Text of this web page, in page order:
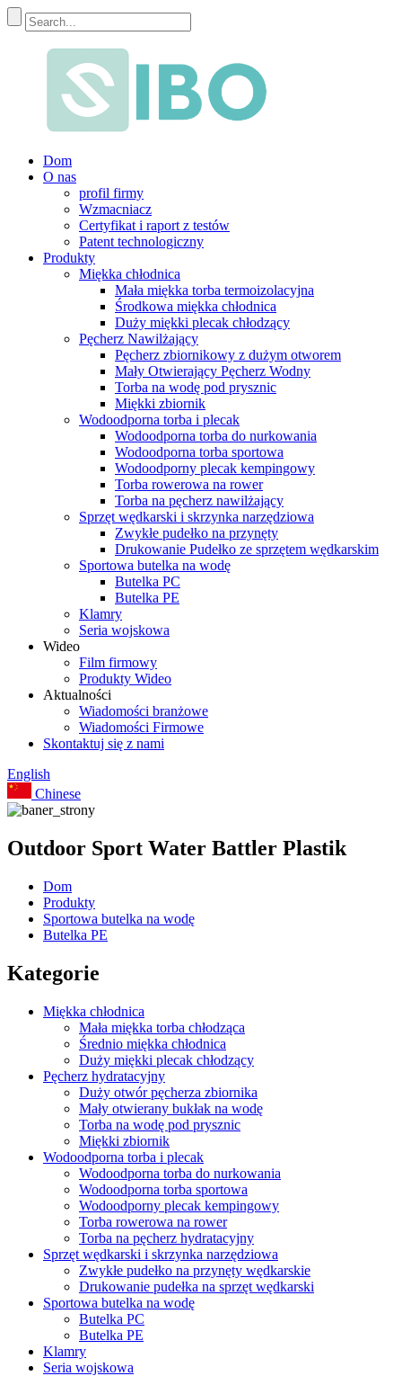
Dom
O nas
profil firmy
Wzmacniacz
Certyfikat i raport z testów
Patent technologiczny
Produkty
Miękka chłodnica
Mała miękka torba termoizolacyjna
Środkowa miękka chłodnica
Duży miękki plecak chłodzący
Pęcherz Nawilżający
Pęcherz zbiornikowy z dużym otworem
Mały Otwierający Pęcherz Wodny
Torba na wodę pod prysznic
Miękki zbiornik
Wodoodporna torba i plecak
Wodoodporna torba do nurkowania
Wodoodporna torba sportowa
Wodoodporny plecak kempingowy
Torba rowerowa na rower
Torba na pęcherz nawilżający
Sprzęt wędkarski i skrzynka narzędziowa
Zwykłe pudełko na przynęty
Drukowanie Pudełko ze sprzętem wędkarskim
Sportowa butelka na wodę
Butelka PC
Butelka PE
Klamry
Seria wojskowa
Wideo
Film firmowy
Produkty Wideo
Aktualności
Wiadomości branżowe
Wiadomości Firmowe
Skontaktuj się z nami
English
Chinese
Outdoor Sport Water Battler Plastik
Dom
Produkty
Sportowa butelka na wodę
Butelka PE
Kategorie
Miękka chłodnica
Mała miękka torba chłodząca
Średnio miękka chłodnica
Duży miękki plecak chłodzący
Pęcherz hydratacyjny
Duży otwór pęcherza zbiornika
Mały otwierany bukłak na wodę
Torba na wodę pod prysznic
Miękki zbiornik
Wodoodporna torba i plecak
Wodoodporna torba do nurkowania
Wodoodporna torba sportowa
Wodoodporny plecak kempingowy
Torba rowerowa na rower
Torba na pęcherz hydratacyjny
Sprzęt wędkarski i skrzynka narzędziowa
Zwykłe pudełko na przynęty wędkarskie
Drukowanie pudełka na sprzęt wędkarski
Sportowa butelka na wodę
Butelka PC
Butelka PE
Klamry
Seria wojskowa